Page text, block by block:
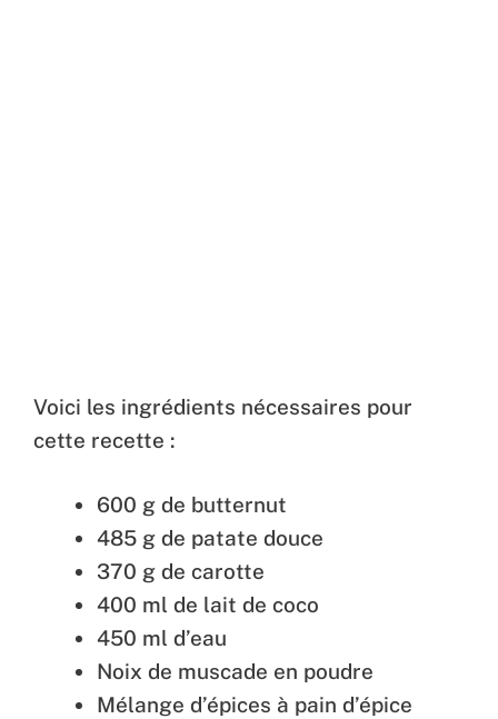
Voici les ingrédients nécessaires pour
cette recette :
600 g de butternut
485 g de patate douce
370 g de carotte
400 ml de lait de coco
450 ml d’eau
Noix de muscade en poudre
Mélange d’épices à pain d’épice